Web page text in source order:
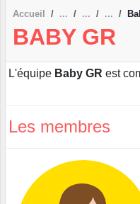
Accueil
BABY GR
L'équipe Baby GR est
Les membres